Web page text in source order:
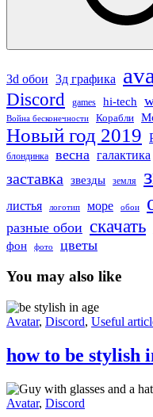
3d обои 3д графика
Discord games hi-tech
Война бесконечности Корабли
Новый год 2019
блондинка весна галактика
заставка звезды земля
листья логотип море обои
разные обои скачать
фон фото цветы
You may also like
how
to
stylish
in
+
avatar
Avatar, Discord, Useful
how to be stylish
Guy
with
Avatar, Discord